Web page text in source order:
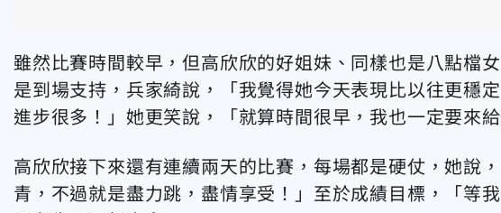
雖然比賽時間較早，但高欣欣的好姐妹、同樣也是八點檔
是到場支持，兵家綺說，「我覺得她今天表現比以往更穩
進步很多！」她更笑說，「就算時間很早，我也一定要來給
高欣欣接下來還有連續兩天的比賽，每場都是硬仗，她說
青，不過就是盡力跳，盡情享受！」至於成績目標，「等